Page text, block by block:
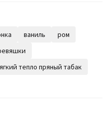
ваниль
ром
тепло пряный табак